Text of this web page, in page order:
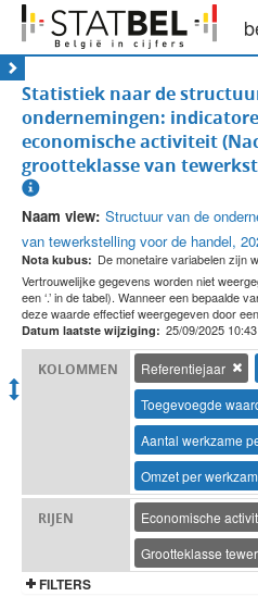
Statistiek naar de
ondernemingen:
economische activiteit
grootteklasse van
Naam view: Structuur van de
van tewerkstelling voor de handel,
Nota kubus: De monetaire variabelen zijn
Vertrouwelijke gegevens worden niet
een ‘.’ in de tabel). Wanneer een bepaalde
deze waarde effectief weergegeven door een
Datum laatste wijziging: 25/09/2025
KOLOMMEN Referentiejaar
Toegevoegde
Aantal werkzame
Omzet per
RIJEN
Economische
Grootteklasse
FILTERS